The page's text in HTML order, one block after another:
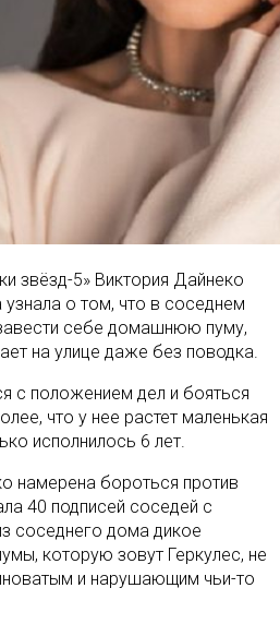
звёзд-5» Виктория Дайнеко
о том, что в соседнем
себе домашнюю пуму,
на улице даже без поводка.
с положением дел и бояться
что у нее растет маленькая
исполнилось 6 лет.
намерена бороться против
40 подписей соседей с
соседнего дома дикое
которую зовут Геркулес, не
и нарушающим чьи-то